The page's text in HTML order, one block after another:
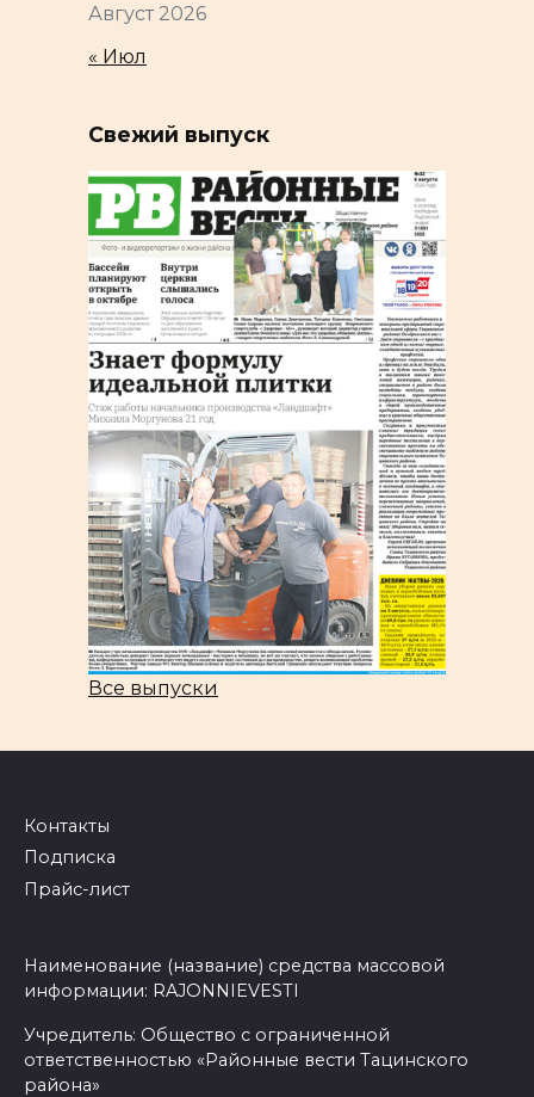
Август 2026
« Июл
Свежий выпуск
Все выпуски
Контакты
Подписка
Прайс-лист
Наименование (название) средства массовой
информации: RAJONNIEVESTI
Учредитель: Общество с ограниченной
ответственностью «Районные вести Тацинского
района»